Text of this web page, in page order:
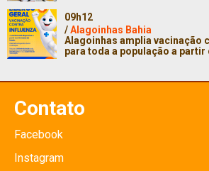
09h12
/Alagoinhas Bahia
Alagoinhas amplia vacinação
para toda a população a partir
Contato
Facebook
Instagram